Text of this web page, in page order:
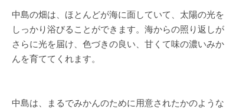
中島の畑は、ほとんどが海に面していて、太陽の光を
しっかり浴びることができます。海からの照り返しが
さらに光を届け、色づきの良い、甘くて味の濃いみか
んを育ててくれます。
中島は、まるでみかんのために用意されたかのような